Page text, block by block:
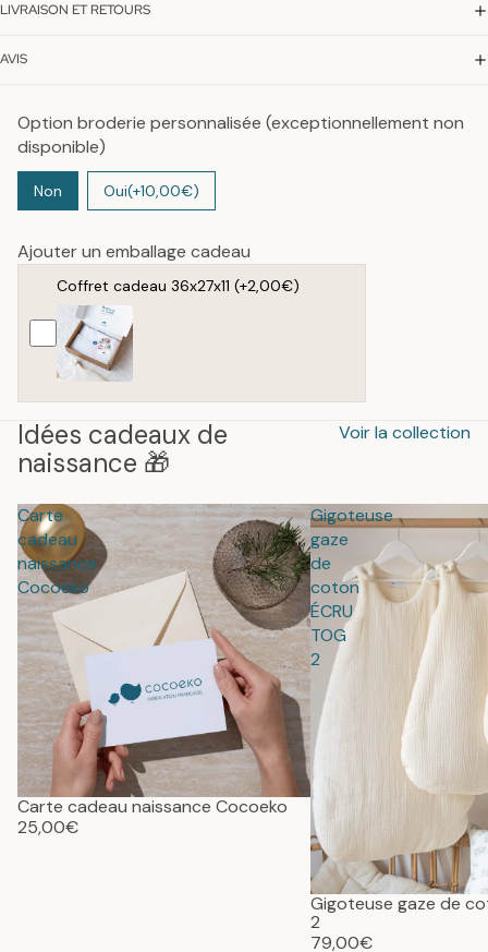
LIVRAISON ET RETOURS
AVIS
Option broderie personnalisée (exceptionnellement non
disponible)
Non Oui(+10,00€)
Ajouter un emballage cadeau
Coffret cadeau 36x27x11 (+2,00€)
Idées cadeaux de
naissance 🎁
Voir la collection
Carte
cadeau
naissance
Cocoeko
Carte cadeau naissance Cocoeko
25,00€
Gigoteuse
gaze
de
coton
ÉCRU
TOG
2
Gigoteuse gaze de
2
79,00€